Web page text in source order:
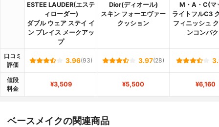
ESTEE LAUDER(エステ
ィローダー)
ダブル ウェア ステイ イ
ン プレイス メークアッ
プ
Dior(ディオール)
スキン フォーエヴァー
クッション
M・A・C(マ
ライトフルC3
フィニッシュ
ンコンパ
口コミ
評価
3.96(93) 3.97(28)
値段
料金
¥3,509 ¥5,500 ¥6,160
ベースメイクの関連商品